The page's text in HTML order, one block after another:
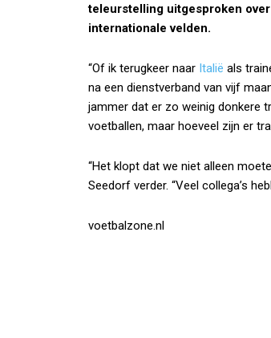
teleurstelling uitgesproken
internationale velden.
“Of ik terugkeer naar Italië als
na een dienstverband van vijf
jammer dat er zo weinig donkere
voetballen, maar hoeveel zijn er
“Het klopt dat we niet alleen
Seedorf verder. “Veel collega’s
voetbalzone.nl